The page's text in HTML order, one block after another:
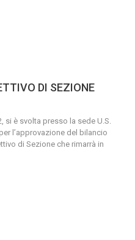
DI SEZIONE
si è svolta presso la sede U.S.
l’approvazione del bilancio
di Sezione che rimarrà in